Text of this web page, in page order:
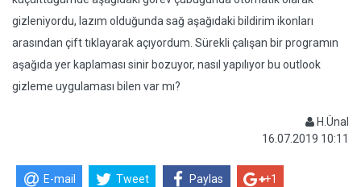
gizleniyordu, lazım olduğunda sağ aşağıdaki bildirim ikonları
arasından çift tıklayarak açıyordum. Sürekli çalışan bir programın
aşağıda yer kaplaması sinir bozuyor, nasıl yapılıyor bu outlook
gizleme uygulaması bilen var mı?
H.Ünal
16.07.2019 10:11
E-mail Tweet Paylas +1